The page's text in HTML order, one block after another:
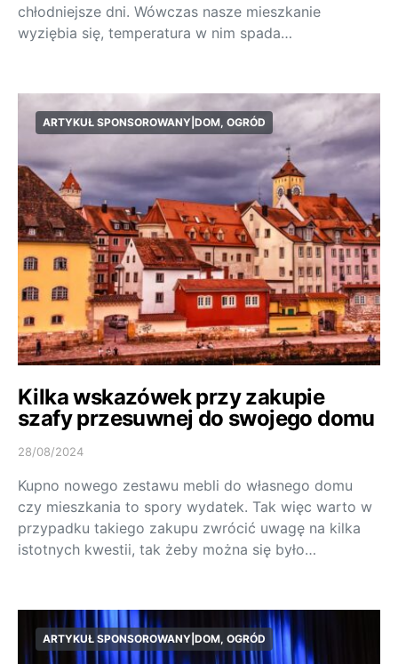
chłodniejsze dni. Wówczas nasze mieszkanie
wyziębia się, temperatura w nim spada…
ARTYKUŁ SPONSOROWANY|DOM, OGRÓD
Kilka wskazówek przy zakupie
szafy przesuwnej do swojego domu
28/08/2024
Kupno nowego zestawu mebli do własnego domu
czy mieszkania to spory wydatek. Tak więc warto w
przypadku takiego zakupu zwrócić uwagę na kilka
istotnych kwestii, tak żeby można się było…
ARTYKUŁ SPONSOROWANY|DOM, OGRÓD